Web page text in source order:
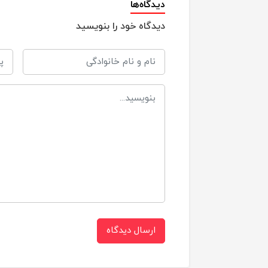
دیدگاه‌ها
دیدگاه خود را بنویسید
ارسال دیدگاه